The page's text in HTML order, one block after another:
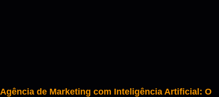
Agência de Marketing com Inteligência Artificial: O